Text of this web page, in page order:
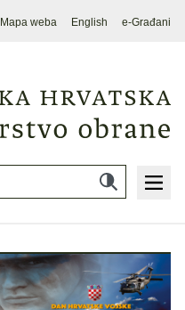
Mapa weba English e-Građani